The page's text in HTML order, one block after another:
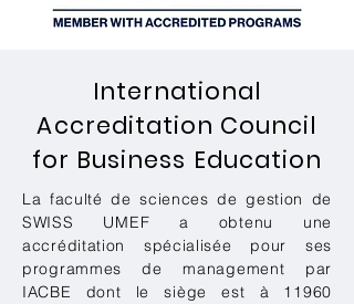
International
Accreditation Council
for Business Education
La faculté de sciences de gestion de
SWISS UMEF a obtenu une
accréditation spécialisée pour ses
programmes de management par
IACBE dont le siège est à 11960